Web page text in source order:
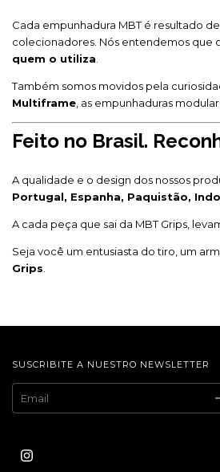
Cada empunhadura MBT é resultado
colecionadores. Nós entendemos que
quem o utiliza.
Também somos movidos pela
Multiframe, as empunhaduras
Feito no Brasil.
A qualidade e o design dos nossos
Portugal, Espanha, Paquistão,
A cada peça que sai da MBT Grips,
Seja você um entusiasta do tiro, um
Grips
SUSCRIBITE A NUESTRO NEWSLETTER